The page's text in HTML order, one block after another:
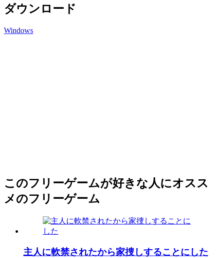
ダウンロード
Windows
このフリーゲームが好きな人にオスス
メのフリーゲーム
主人に軟禁されたから家捜しすることにした